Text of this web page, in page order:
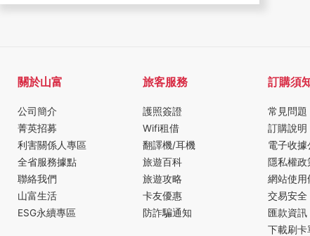
關於山富
公司簡介
菁英招募
利害關係人專區
全省服務據點
聯絡我們
山富生活
ESG永續專區
旅客服務
護照簽證
Wifi租借
翻譯機/耳機
旅遊百科
旅遊攻略
卡友優惠
防詐騙通知
訂購須
常見問題
訂購說明
電子收據
隱私權政
網站使用
交易安全
匯款資訊
下載刷卡